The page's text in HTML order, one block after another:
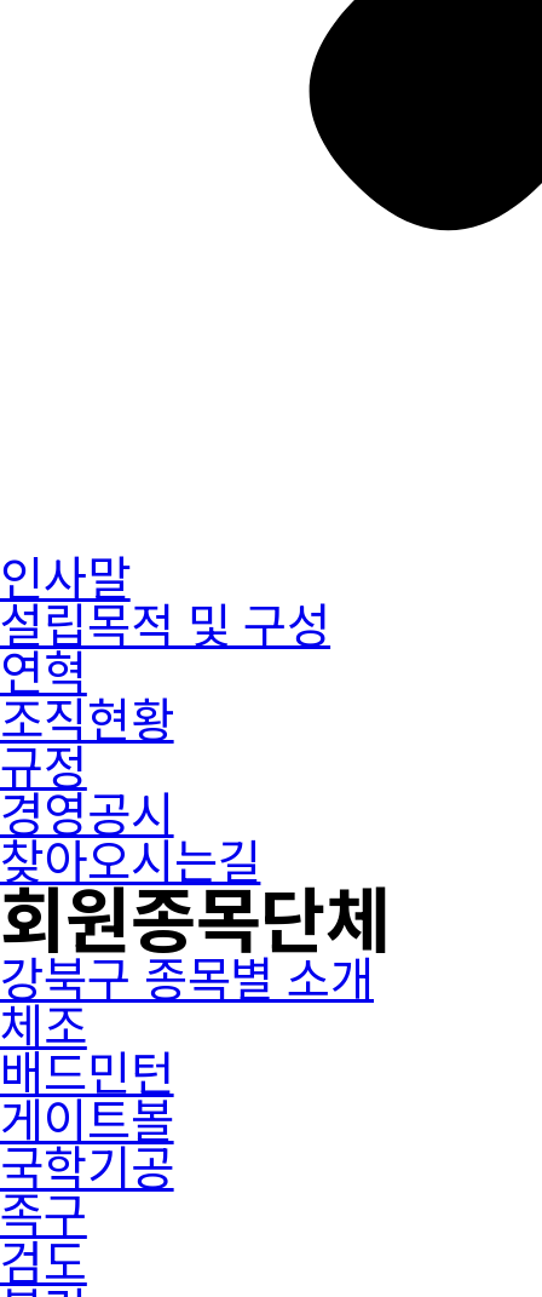
인사말
설립목적 및 구성
연혁
조직현황
규정
경영공시
찾아오시는길
회원종목단체
강북구 종목별 소개
체조
배드민턴
게이트볼
국학기공
족구
검도